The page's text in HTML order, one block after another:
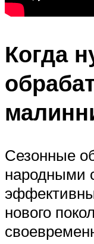
Когда
Сезонные
народными
нового